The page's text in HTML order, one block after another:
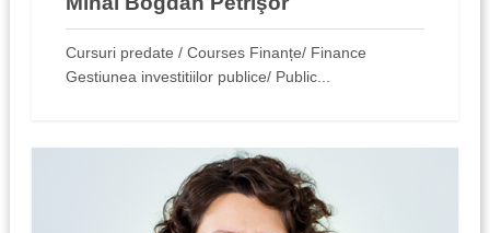
Cursuri predate / Courses Finanțe/ Finance
Gestiunea investitiilor publice/ Public...